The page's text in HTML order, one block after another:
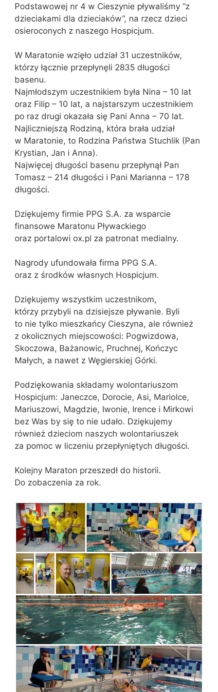
Podstawowej nr 4 w Cieszynie pływaliśmy “z
dzieciakami dla dzieciaków”, na rzecz dzieci
osieroconych z naszego Hospicjum.
W Maratonie wzięło udział 31 uczestników,
którzy łącznie przepłynęli 2835 długości
basenu.
Najmłodszym uczestnikiem była Nina – 10 lat
oraz Filip – 10 lat, a najstarszym uczestnikiem
po raz drugi okazała się Pani Anna – 70 lat.
Najliczniejszą Rodziną, która brała udział
w Maratonie, to Rodzina Państwa Stuchlik (Pan
Krystian, Jan i Anna).
Najwięcej długości basenu przepłynął Pan
Tomasz – 214 długości i Pani Marianna – 178
długości.
Dziękujemy firmie PPG S.A. za wsparcie
finansowe Maratonu Pływackiego
oraz portalowi ox.pl za patronat medialny.
Nagrody ufundowała firma PPG S.A.
oraz z środków własnych Hospicjum.
Dziękujemy wszystkim uczestnikom,
którzy przybyli na dzisiejsze pływanie. Byli
to nie tylko mieszkańcy Cieszyna, ale również
z okolicznych miejscowości: Pogwizdowa,
Skoczowa, Bażanowic, Pruchnej, Kończyc
Małych, a nawet z Węgierskiej Górki.
Podziękowania składamy wolontariuszom
Hospicjum: Janeczce, Dorocie, Asi, Mariolce,
Mariuszowi, Magdzie, Iwonie, Irence i Mirkowi
bez Was by się to nie udało. Dziękujemy
również dzieciom naszych wolontariuszek
za pomoc w liczeniu przepłyniętych długości.
Kolejny Maraton przeszedł do historii.
Do zobaczenia za rok.